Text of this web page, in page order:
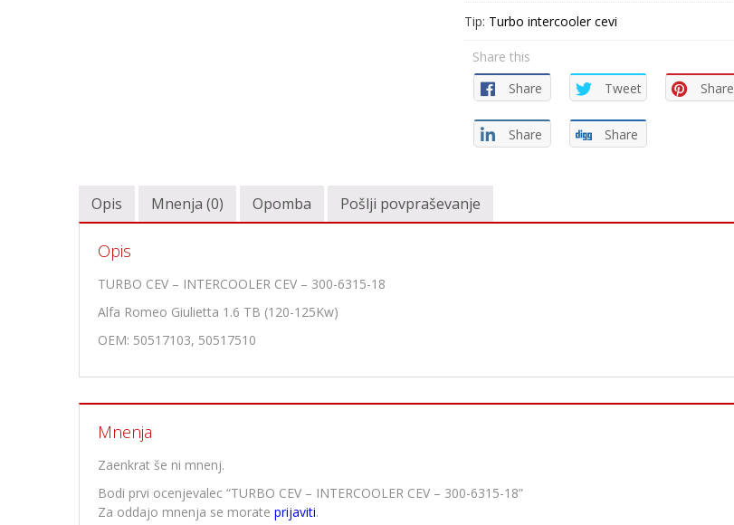
quantity
Tip: Turbo intercooler cevi
Share this
Share
Tweet Share
Share Share
Opis Mnenja (0) Opomba Pošlji povpraševanje
Opis
TURBO CEV – INTERCOOLER CEV – 300-6315-18
Alfa Romeo Giulietta 1.6 TB (120-125Kw)
OEM: 50517103, 50517510
Mnenja
Zaenkrat še ni mnenj.
Bodi prvi ocenjevalec “TURBO CEV – INTERCOOLER CEV – 300-6315-18”
Za oddajo mnenja se morate prijaviti.